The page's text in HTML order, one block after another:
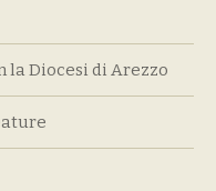
la Diocesi di Arezzo